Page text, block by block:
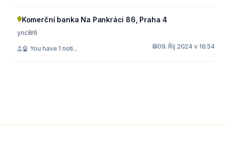
Komerční banka Na Pankráci 86, Praha 4
ync8r6
🔏 You have 1 noti... 09. Říj 2024 v 16:54